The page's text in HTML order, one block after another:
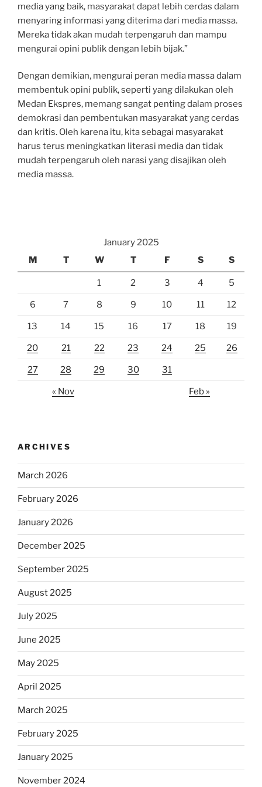
media yang baik, masyarakat dapat lebih cerdas dalam
menyaring informasi yang diterima dari media massa.
Mereka tidak akan mudah terpengaruh dan mampu
mengurai opini publik dengan lebih bijak.”
Dengan demikian, mengurai peran media massa dalam
membentuk opini publik, seperti yang dilakukan oleh
Medan Ekspres, memang sangat penting dalam proses
demokrasi dan pembentukan masyarakat yang cerdas
dan kritis. Oleh karena itu, kita sebagai masyarakat
harus terus meningkatkan literasi media dan tidak
mudah terpengaruh oleh narasi yang disajikan oleh
media massa.
January 2025
M
T W T F S S
1 2 3 4 5
6 7 8 9 10 11 12
13 14 15 16 17 18 19
20 21 22 23 24 25 26
27 28 29 30 31
« Nov Feb »
ARCHIVES
March 2026
February 2026
January 2026
December 2025
September 2025
August 2025
July 2025
June 2025
May 2025
April 2025
March 2025
February 2025
January 2025
November 2024